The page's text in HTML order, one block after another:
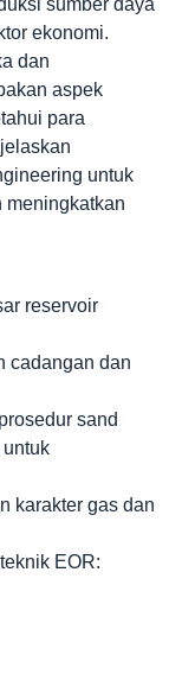
ekonomi.
dan
aspek
para
untuk
meningkatkan
reservoir
cadangan dan
sand
karakter gas dan
EOR: